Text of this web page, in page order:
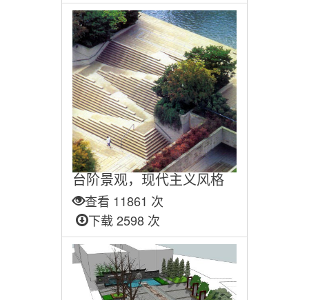
台阶景观，现代主义风格
查看 11861 次
下载 2598 次